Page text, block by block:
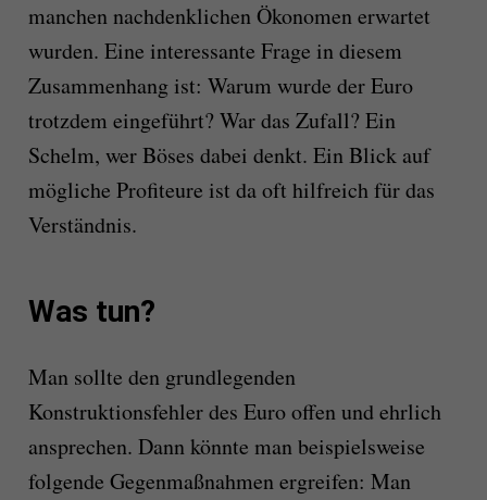
manchen nachdenklichen Ökonomen erwartet
wurden. Eine interessante Frage in diesem
Zusammenhang ist: Warum wurde der Euro
trotzdem eingeführt? War das Zufall? Ein
Schelm, wer Böses dabei denkt. Ein Blick auf
mögliche Profiteure ist da oft hilfreich für das
Verständnis.
Was tun?
Man sollte den grundlegenden
Konstruktionsfehler des Euro offen und ehrlich
ansprechen. Dann könnte man beispielsweise
folgende Gegenmaßnahmen ergreifen: Man